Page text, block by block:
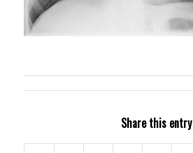
Share this entry